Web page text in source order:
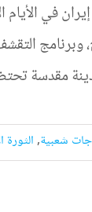
في الأيام
مقدسة
شعبية,الثورة